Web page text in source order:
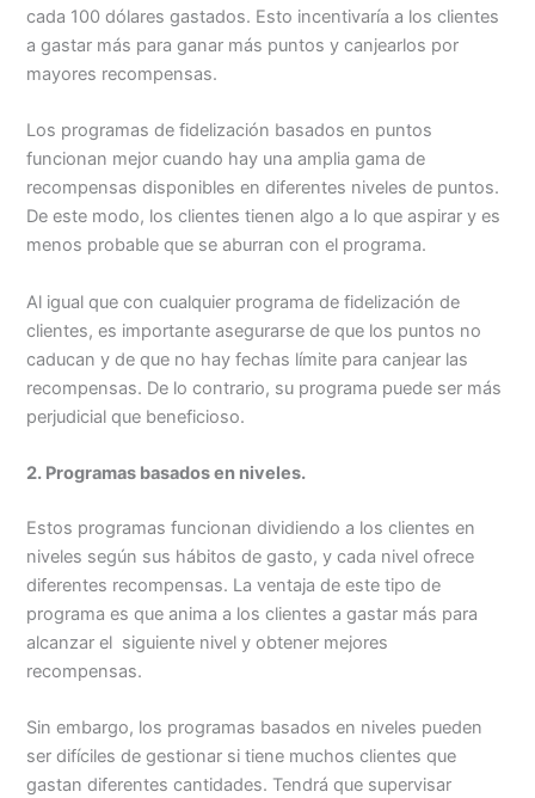
cada 100 dólares gastados. Esto incentivaría a los clientes
a gastar más para ganar más puntos y canjearlos por
mayores recompensas.
Los programas de fidelización basados en puntos
funcionan mejor cuando hay una amplia gama de
recompensas disponibles en diferentes niveles de puntos.
De este modo, los clientes tienen algo a lo que aspirar y es
menos probable que se aburran con el programa.
Al igual que con cualquier programa de fidelización de
clientes, es importante asegurarse de que los puntos no
caducan y de que no hay fechas límite para canjear las
recompensas. De lo contrario, su programa puede ser más
perjudicial que beneficioso.
2. Programas basados en niveles.
Estos programas funcionan dividiendo a los clientes en
niveles según sus hábitos de gasto, y cada nivel ofrece
diferentes recompensas. La ventaja de este tipo de
programa es que anima a los clientes a gastar más para
alcanzar el siguiente nivel y obtener mejores
recompensas.
Sin embargo, los programas basados en niveles pueden
ser difíciles de gestionar si tiene muchos clientes que
gastan diferentes cantidades. Tendrá que supervisar